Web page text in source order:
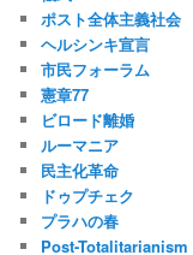
ポスト全体主義社会
ヘルシンキ宣言
市民フォーラム
憲章77
ビロード離婚
ルーマニア
民主化革命
ドゥプチェク
プラハの春
Post-Totalitarianism